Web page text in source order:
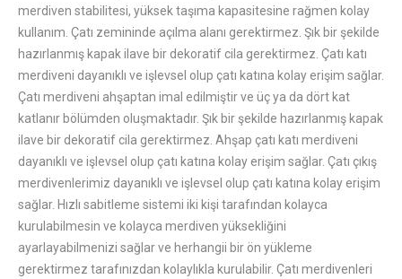
merdiven stabilitesi, yüksek taşıma kapasitesine rağmen kolay
kullanım. Çatı zemininde açılma alanı gerektirmez. Şık bir şekilde
hazırlanmış kapak ilave bir dekoratif cila gerektirmez. Çatı katı
merdiveni dayanıklı ve işlevsel olup çatı katına kolay erişim sağlar.
Çatı merdiveni ahşaptan imal edilmiştir ve üç ya da dört kat
katlanır bölümden oluşmaktadır. Şık bir şekilde hazırlanmış kapak
ilave bir dekoratif cila gerektirmez. Ahşap çatı katı merdiveni
dayanıklı ve işlevsel olup çatı katına kolay erişim sağlar. Çatı çıkış
merdivenlerimiz dayanıklı ve işlevsel olup çatı katına kolay erişim
sağlar. Hızlı sabitleme sistemi iki kişi tarafından kolayca
kurulabilmesin ve kolayca merdiven yüksekliğini
ayarlayabilmenizi sağlar ve herhangii bir ön yükleme
gerektirmez tarafınızdan kolaylıkla kurulabilir. Çatı merdivenleri